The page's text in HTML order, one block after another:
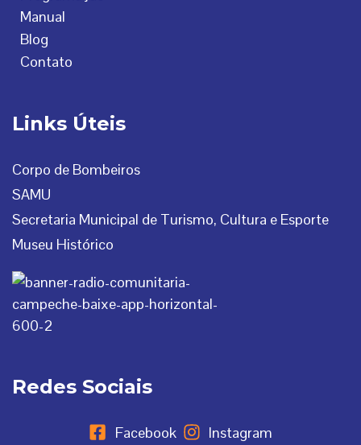
Manual
Blog
Contato
Links Úteis
Corpo de Bombeiros
SAMU
Secretaria Municipal de Turismo, Cultura e Esporte
Museu Histórico
Redes Sociais
Facebook Instagram